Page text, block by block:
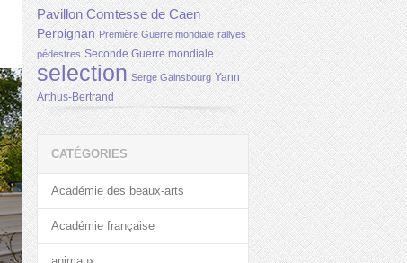
Pavillon Comtesse de Caen
Perpignan Première Guerre mondiale rallyes
pédestres Seconde Guerre mondiale
selection Serge Gainsbourg Yann
Arthus-Bertrand
CATÉGORIES
Académie des beaux-arts
Académie française